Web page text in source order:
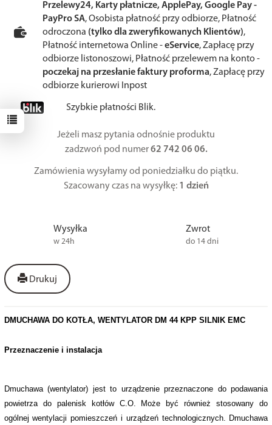
Przelewy24, Karty płatnicze, ApplePay, Google Pay -
PayPro SA, Osobista płatność przy odbiorze, Płatność
odroczona (tylko dla zweryfikowanych Klientów),
Płatność internetowa Online -eService, Zapłacę przy
odbiorze listonoszowi, Płatność przelewem na konto -
poczekaj na przesłanie faktury proforma, Zapłacę przy
odbiorze kurierowi Inpost
Szybkie płatności Blik.
Jeżeli masz pytania odnośnie produktu
zadzwoń pod numer62 742 06 06.
Zamówienia wysyłamy od poniedziałku do piątku.
Szacowany czas na wysyłkę: 1 dzień
Wysyłka
w 24h
Zwrot
do 14 dni
Drukuj
DMUCHAWA DO KOTŁA, WENTYLATOR DM 44 KPP SILNIK EMC
Przeznaczenie i instalacja
Dmuchawa (wentylator) jest to urządzenie przeznaczone do podawania
powietrza do palenisk kotłów C.O. Może być również stosowany do
ogólnej wentylacji pomieszczeń i urządzeń technologicznych. Dmuchawa